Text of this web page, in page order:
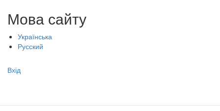
Мова сайту
Українська
Русский
Меню
записи
Вхід